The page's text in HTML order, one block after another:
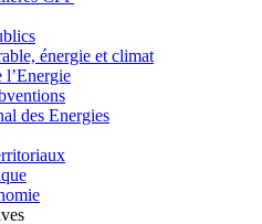
énergie et climat
l’Energie
des Energies